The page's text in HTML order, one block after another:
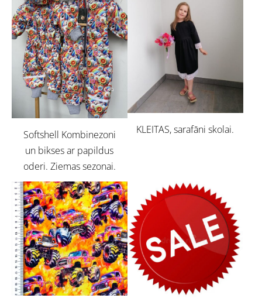
Softshell Kombinezoni
un bikses ar papildus
oderi. Ziemas sezonai.
KLEITAS, sarafāni skolai.